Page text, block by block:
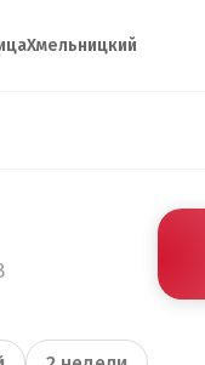
Хмельницкий